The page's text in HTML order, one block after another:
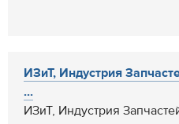
ИЗиТ, Индустрия
...
ИЗиТ, Индустрия